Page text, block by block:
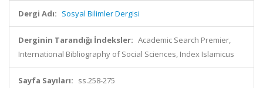
Dergi Adı: Sosyal Bilimler Dergisi
Derginin Tarandığı İndeksler: Academic Search Premier,
International Bibliography of Social Sciences, Index Islamicus
Sayfa Sayıları: ss.258-275